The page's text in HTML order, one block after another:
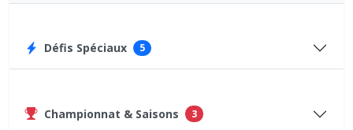
Défis Spéciaux 5
Championnat & Saisons 3